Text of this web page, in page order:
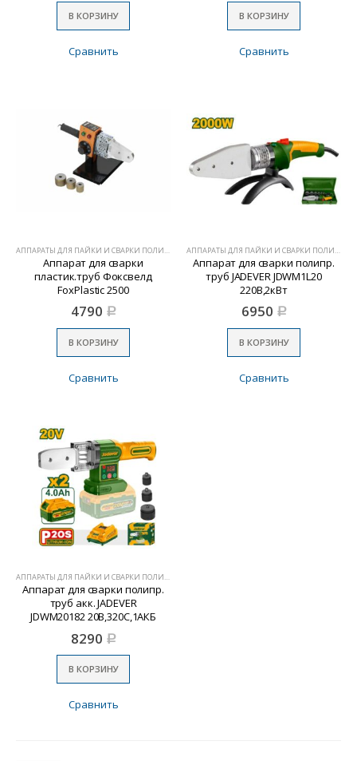
В КОРЗИНУ
Сравнить
В КОРЗИНУ
Сравнить
АППАРАТЫ ДЛЯ ПАЙКИ И СВАРКИ ПОЛИМЕРОВ
Аппарат для сварки
пластик.труб Фоксвелд
FoxPlastic 2500
4790 Р
В КОРЗИНУ
Сравнить
АППАРАТЫ ДЛЯ ПАЙКИ И СВАРКИ ПОЛИМЕРОВ
Аппарат для сварки полипр.
труб JADEVER JDWM1L20
220В,2кВт
6950 Р
В КОРЗИНУ
Сравнить
АППАРАТЫ ДЛЯ ПАЙКИ И СВАРКИ ПОЛИМЕРОВ
Аппарат для сварки полипр.
труб акк. JADEVER
JDWM20182 20В,320С,1АКБ
4Ач,ЗУ
8290 Р
В КОРЗИНУ
Сравнить